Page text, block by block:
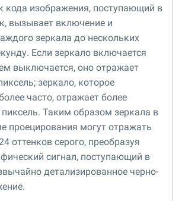
кода изображения, поступающий в
вызывает включение и
зеркала до нескольких
Если зеркало включается
выключается, оно отражает
зеркало, которое
часто, отражает более
Таким образом зеркала в
проецирования могут отражать
оттенков серого, преобразуя
сигнал, поступающий в
детализированное черно-